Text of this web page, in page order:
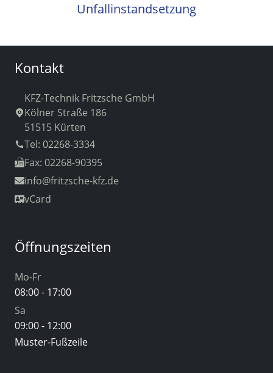
Unfallinstandsetzung
Kontakt
KFZ-Technik Fritzsche GmbH
Kölner Straße 186
51515 Kürten
Tel: 02268-3334
Fax: 02268-90395
info@fritzsche-kfz.de
vCard
Öffnungszeiten
Mo-Fr
08:00 - 17:00
Sa
09:00 - 12:00
Muster-Fußzeile